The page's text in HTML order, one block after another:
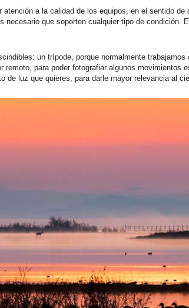
atención a la calidad de los equipos, en el sentido
necesario que soporten cualquier tipo de condición.
un trípode, porque normalmente
remoto, para poder fotografiar algunos
de luz que quieres, para darle mayor relevancia al